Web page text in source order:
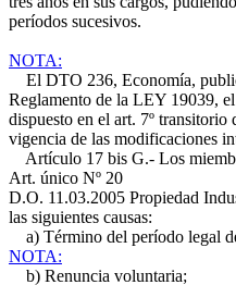
períodos sucesivos.
NOTA:
El DTO 236, Economía,
Reglamento de la LEY 19039,
dispuesto en el art. 7º
vigencia de las modificaciones
Artículo 17 bis G.- Los
Art. único Nº 20
D.O. 11.03.2005 Propiedad
las siguientes causas:
a) Término del período legal
NOTA:
b) Renuncia voluntaria;